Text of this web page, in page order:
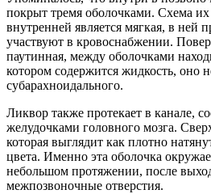
покрыт тремя оболочками. Схема их
внутренней является мягкая, в ней
участвуют в кровоснабжении.
паутинная, между оболочками
котором содержится жидкость, оно
субарахноидального.
Ликвор также протекает в канале,
желудочками головного мозга.
которая выглядит как плотно
цвета. Именно эта оболочка
небольшом протяжении, после
межпозвоночные отверстия.